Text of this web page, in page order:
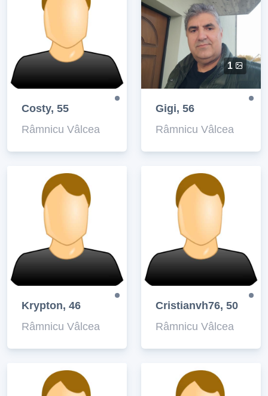
Costy, 55
Râmnicu Vâlcea
1
Gigi, 56
Râmnicu Vâlcea
Krypton, 46
Râmnicu Vâlcea
Cristianvh76, 50
Râmnicu Vâlcea